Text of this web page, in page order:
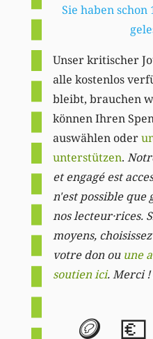
Sie haben
Unser kritischer
alle kostenlos
bleibt, brauchen
können Ihren
auswählen oder
unterstützen.
et engagé est
n'est possible que
nos lecteur·rices.
moyens,
votre don ou une
soutien ici. Merci !
🪙 💶